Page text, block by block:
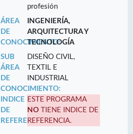
profesión
ÁREA
DE
CONOCIMIENTO:
INGENIERÍA,
ARQUITECTURA Y
TECNOLOGÍA
SUB
ÁREA
DE
CONOCIMIENTO:
DISEÑO CIVIL,
TEXTIL E
INDUSTRIAL
INDICE
DE
REFERENCIA:
ESTE PROGRAMA
NO TIENE INDICE DE
REFERENCIA.